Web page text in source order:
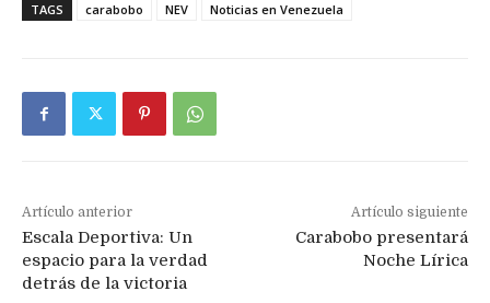
TAGS
carabobo NEV Noticias en Venezuela
Artículo anterior
Escala Deportiva: Un
espacio para la verdad
detrás de la victoria
Artículo siguiente
Carabobo presentará
Noche Lírica